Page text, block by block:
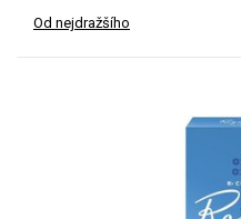
Od nejdražšího